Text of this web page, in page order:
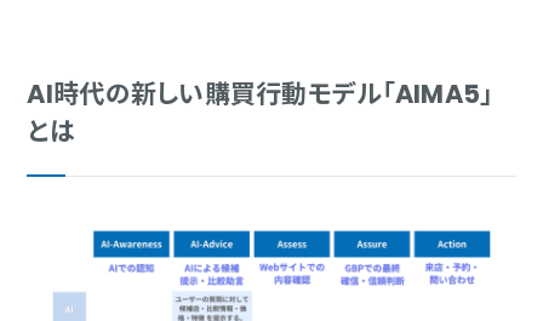
AI時代の新しい購買行動モデル「AIMA5」
とは